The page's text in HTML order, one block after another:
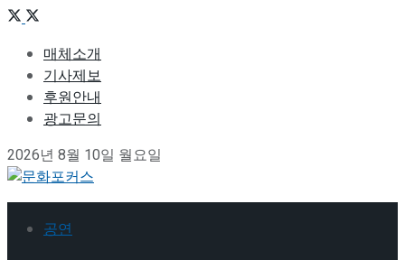
매체소개
기사제보
후원안내
광고문의
2026년 8월 10일 월요일
공연